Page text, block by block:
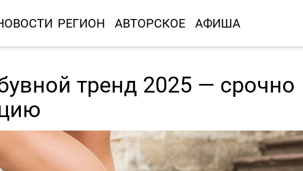
РЕГИОН АВТОРСКОЕ АФИША
тренд 2025 — срочно